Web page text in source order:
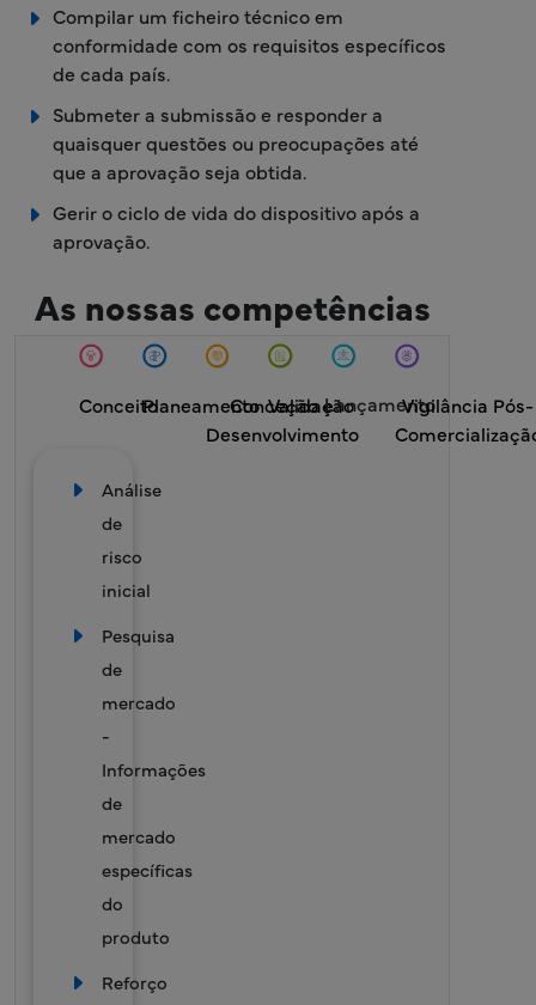
Compilar um ficheiro técnico em
conformidade com os requisitos específicos
de cada país.
Submeter a submissão e responder a
quaisquer questões ou preocupações até
que a aprovação seja obtida.
Gerir o ciclo de vida do dispositivo após a
aprovação.
As nossas competências
ConceitoPlaneamentoConceção e
Desenvolvimento
ValidaçãoLançamentoVigilância Pós-
Análise
de
risco
inicial
Pesquisa
de
mercado
-
Informações
de
mercado
específicas
do
produto
Reforço